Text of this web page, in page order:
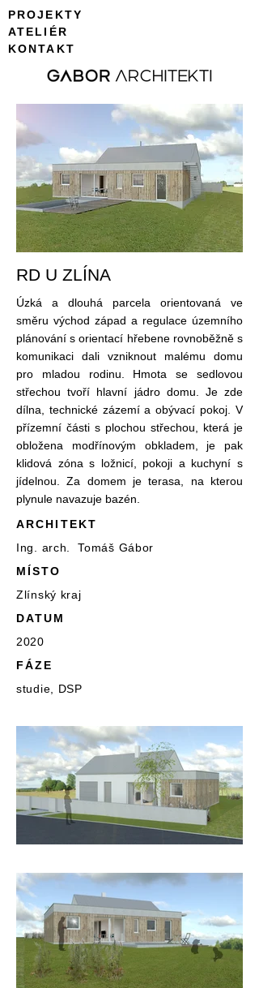
PROJEKTY
ATELIÉR
KONTAKT
RD U ZLÍNA
Úzká a dlouhá parcela orientovaná ve
směru východ západ a regulace územního
plánování s orientací hřebene rovnoběžně s
komunikaci dali vzniknout malému domu
pro mladou rodinu. Hmota se sedlovou
střechou tvoří hlavní jádro domu. Je zde
dílna, technické zázemí a obývací pokoj. V
přízemní části s plochou střechou, která je
obložena modřínovým obkladem, je pak
klidová zóna s ložnicí, pokoji a kuchyní s
jídelnou. Za domem je terasa, na kterou
plynule navazuje bazén.
ARCHITEKT
Ing. arch. Tomáš Gábor
MÍSTO
Zlínský kraj
DATUM
2020
FÁZE
studie, DSP